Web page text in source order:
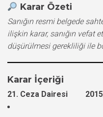
Karar Özeti
Sanığın resmi belgede
ilişkin karar, sanığın vefat
düşürülmesi gerekliliği ile
Karar İçeriği
21. Ceza Dairesi 2015/